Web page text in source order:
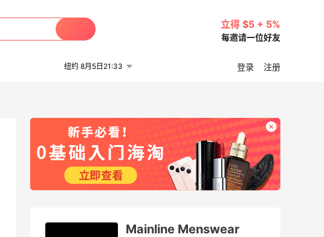
立得 $5 + 5%
每邀请一位好友
纽约 8月5日21:33 登录 注册
Mainline Menswear